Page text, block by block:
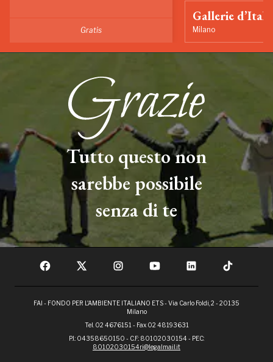
Gratis
Gallerie
Milano
Tutto questo non
sarebbe possibile
senza di te
FAI - FONDO PER L'AMBIENTE ITALIANO ETS - Via Carlo Foldi, 2 - 20135
Milano
Tel. 02 4676151 - Fax 02 48193631
P.I.: 04358650150 - C.F.: 80102030154 - PEC:
80102030154ri@legalmail.it